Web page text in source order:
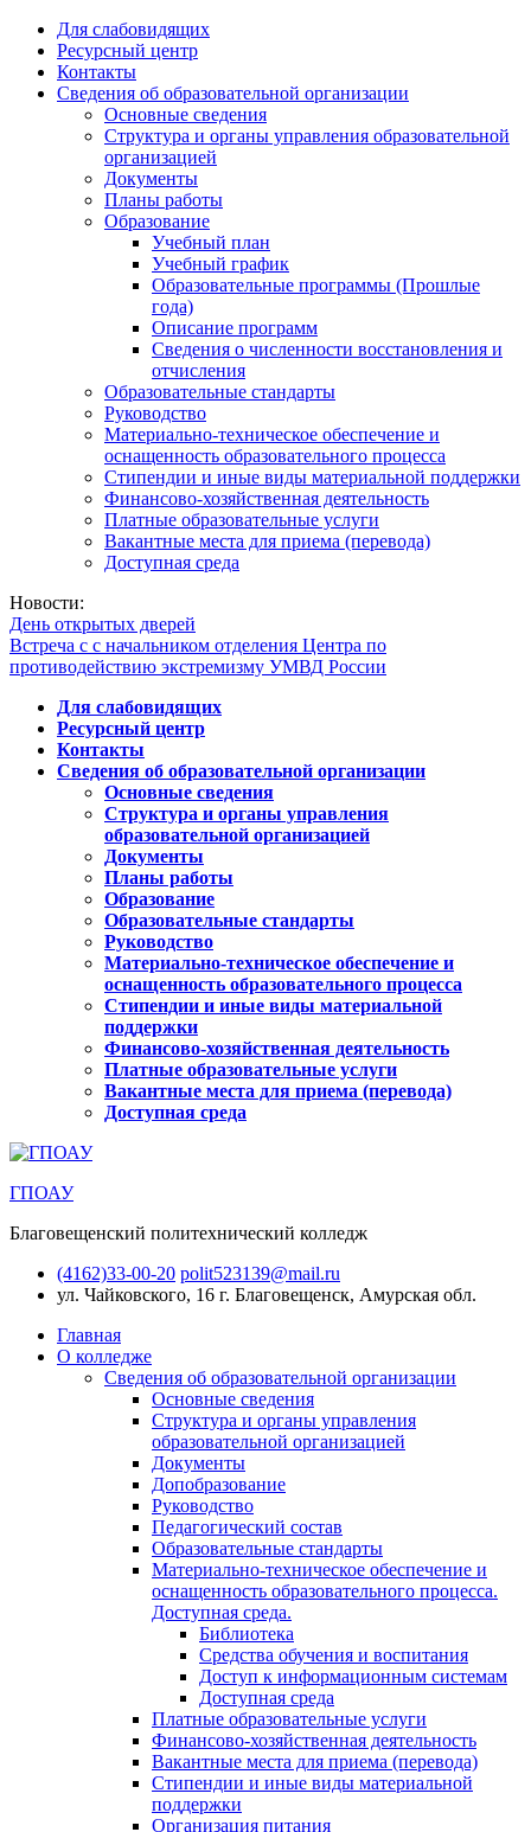
Для слабовидящих
Ресурсный центр
Контакты
Сведения об образовательной организации
Основные сведения
Структура и органы управления образовательной
организацией
Документы
Планы работы
Образование
Учебный план
Учебный график
Образовательные программы (Прошлые
года)
Описание программ
Сведения о численности восстановления и
отчисления
Образовательные стандарты
Руководство
Материально-техническое обеспечение и
оснащенность образовательного процесса
Стипендии и иные виды материальной поддержки
Финансово-хозяйственная деятельность
Платные образовательные услуги
Вакантные места для приема (перевода)
Доступная среда
Новости:
День открытых дверей
Встреча с с начальником отделения Центра по
противодействию экстремизму УМВД России
Для слабовидящих
Ресурсный центр
Контакты
Сведения об образовательной организации
Основные сведения
Структура и органы управления
образовательной организацией
Документы
Планы работы
Образование
Образовательные стандарты
Руководство
Материально-техническое обеспечение и
оснащенность образовательного процесса
Стипендии и иные виды материальной
поддержки
Финансово-хозяйственная деятельность
Платные образовательные услуги
Вакантные места для приема (перевода)
Доступная среда
ГПОАУ
Благовещенский политехнический колледж
(4162)33-00-20 polit523139@mail.ru
ул. Чайковского, 16 г. Благовещенск, Амурская обл.
Главная
О колледже
Сведения об образовательной организации
Основные сведения
Структура и органы управления
образовательной организацией
Документы
Допобразование
Руководство
Педагогический состав
Образовательные стандарты
Материально-техническое обеспечение и
оснащенность образовательного процесса.
Доступная среда.
Библиотека
Средства обучения и воспитания
Доступ к информационным системам
Доступная среда
Платные образовательные услуги
Финансово-хозяйственная деятельность
Вакантные места для приема (перевода)
Стипендии и иные виды материальной
поддержки
Организация питания